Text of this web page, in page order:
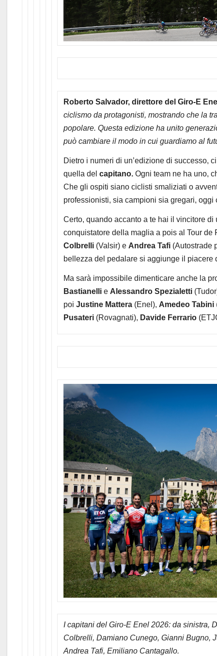
Roberto Salvador, direttore del Giro-E
ciclismo da protagonisti, mostrando che la
popolare. Questa edizione ha unito
può cambiare il modo in cui guardiamo al
Dietro i numeri di un’edizione di successo,
quella del capitano.Ogni team ne ha uno,
Che gli ospiti siano ciclisti smaliziati o
professionisti, sia campioni sia gregari,
Certo, quando accanto a te hai il vincitore
conquistatore della maglia a pois al Tour de
Colbrelli(Valsir) e Andrea Tafi(Autostrade
bellezza del pedalare si aggiunge il
Ma sarà impossibile dimenticare anche la
Bastianellie Alessandro Spezialetti
poi Justine Mattera(Enel), Amedeo Tabini
Pusateri(Rovagnati), Davide Ferrario
I capitani del Giro-E Enel 2026: da sinistra,
Colbrelli, Damiano Cunego, Gianni Bugno,
Andrea Tafi, Emiliano Cantagallo.